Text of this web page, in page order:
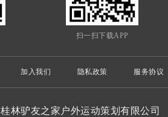
扫一扫下载APP
加入我们 隐私政策 服务协议
桂林驴友之家户外运动策划有限公司